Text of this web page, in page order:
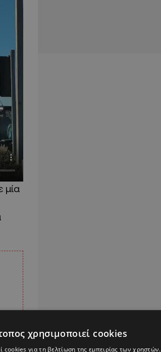
μία
χρησιμοποιεί cookies
cookies για τη βελτίωση της εμπειρίας των χρηστών.